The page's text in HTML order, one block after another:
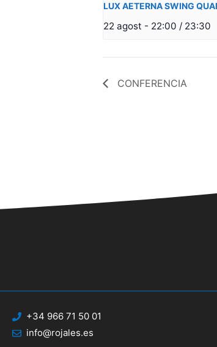
LUX AETERNA SWING
22 agost - 22:00 / 23:30
CONFERENCIA
+34 966 71 50 01
info@rojales.es